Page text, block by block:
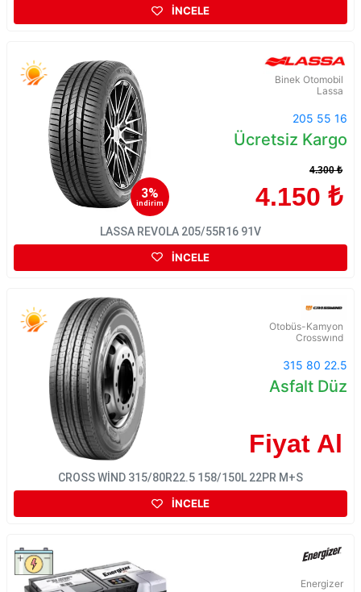
İNCELE
3%
indirim
Binek Otomobil
Lassa
205 55 16
Ücretsiz Kargo
4.300 ₺
4.150 ₺
LASSA REVOLA 205/55R16 91V
İNCELE
Otobüs-Kamyon
Crosswınd
315 80 22.5
Asfalt Düz
Fiyat Al
CROSS WİND 315/80R22.5 158/150L 22PR M+S
İNCELE
Energizer